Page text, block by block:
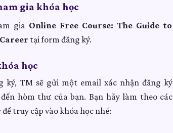
gia khóa học
gia Online Free Course: The Guide to
tại form đăng ký.
học
ký, TM sẽ gửi một email xác nhận đăng ký
hòm thư của bạn. Bạn hãy làm theo các
để truy cập vào khóa học nhé: